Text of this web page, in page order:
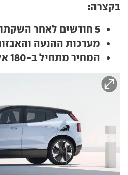
בקצרה:
5 חודשים לאחר השקתו, ה-EX30 מוזל
מערכות ההנעה
המחיר מתחיל ב-180 אלף שקל